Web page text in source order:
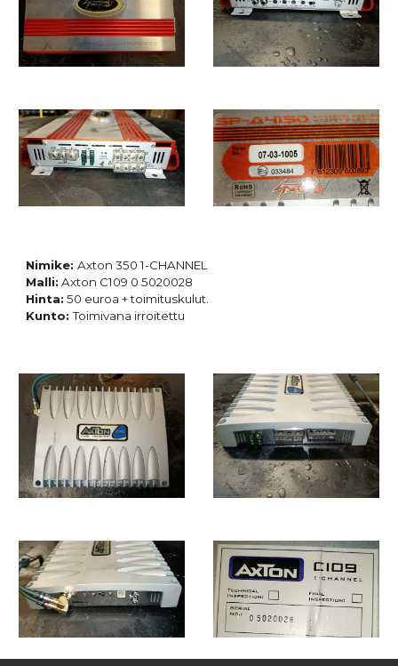
Nimike:Axton 3501-CHANNEL
Malli: Axton C109 0 5020028
Hinta: 50 euroa + toimituskulut.
Kunto:Toimivana irroitettu